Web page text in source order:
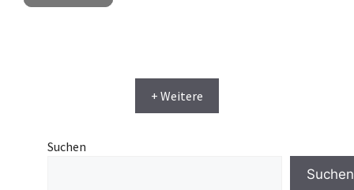
+ Weitere
Suchen
Suchen